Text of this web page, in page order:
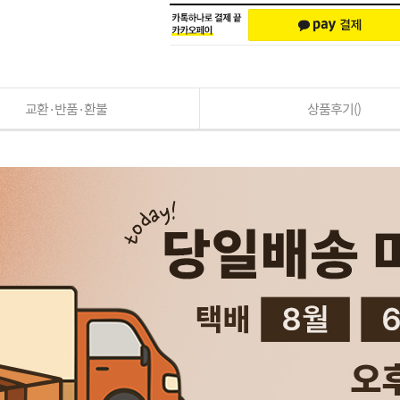
교환·반품·환불 상품후기()